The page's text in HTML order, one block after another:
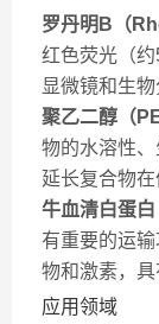
罗丹明B（
红色荧光（
显微镜和生物
聚乙二醇（
物的水溶性
延长复合物在
牛血清白蛋白
有重要的运
物和激素，具
应用领域